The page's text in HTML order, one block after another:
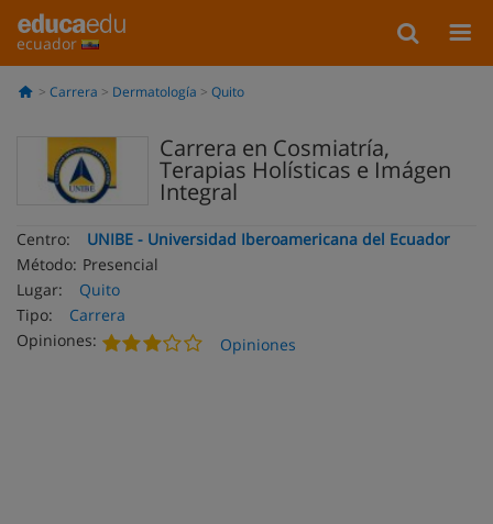
ecuador
Carrera Dermatología Quito
Carrera en Cosmiatría,
Terapias Holísticas e Imágen
Integral
Centro:
UNIBE - Universidad Iberoamericana del Ecuador
Método: Presencial
Lugar:
Quito
Tipo:
Carrera
Opiniones:
Opiniones